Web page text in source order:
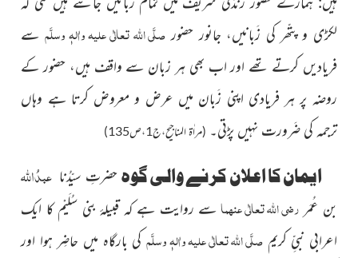
لکڑی و پتّھر کی زَبانیں، جانور حضور صلَّی اللہ تعالٰی علیہ واٰلہٖ وسلَّم سے
فریادیں کرتے تھے اور اب بھی ہر زبان سے واقف ہیں، حضور کے
روضہ پر ہر فریادی اپنی زَبان میں عرض و معروض کرتا ہے وہاں
ترجمہ کی ضَرورت نہیں پڑتی۔ (مراٰۃ المناجیح،ج1،ص135)
ایمان کا اعلان کرنے والی گوہحضرتِ سیّدُناعبدُاﷲ
بن عُمَر رضی اللہ تعالٰی عنہماسے روایت ہے کہ قبیلۂ بنی سُلَیْم کا ایک
اعرابی نبیِّ کریمصلَّی اللہ تعالٰی علیہ واٰلہٖ وسلَّم کی بارگاہ میں حاضِر ہوا اور